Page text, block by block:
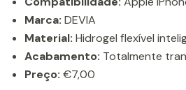
Marca: DEVIA
Material: Hidrogel flexível
Acabamento: Totalmente
Preço: €7,00